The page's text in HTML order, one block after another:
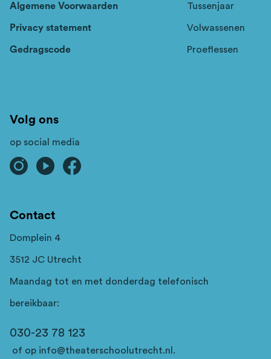
Algemene Voorwaarden
Privacy statement
Gedragscode
Contact
Domplein 4
3512 JC Utrecht
Maandag tot en met donderdag telefonisch
bereikbaar:
030-23 78 123
of op info@theaterschoolutrecht.nl .
Tussenjaar
Volwassenen
Proeflessen
Volg ons
op social media